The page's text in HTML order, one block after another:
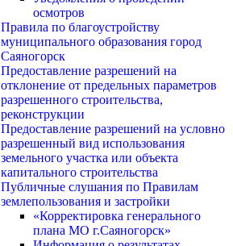
осмотров
Правила по благоустройству
муниципального образования город
Саяногорск
Предоставление разрешений на
отклонение от предельных параметров
разрешенного строительства,
реконструкции
Предоставление разрешений на условно
разрешенный вид использования
земельного участка или объекта
капитального строительства
Публичные слушания по Правилам
землепользования и застройки
«Корректировка генерального
плана МО г.Саяногорск»